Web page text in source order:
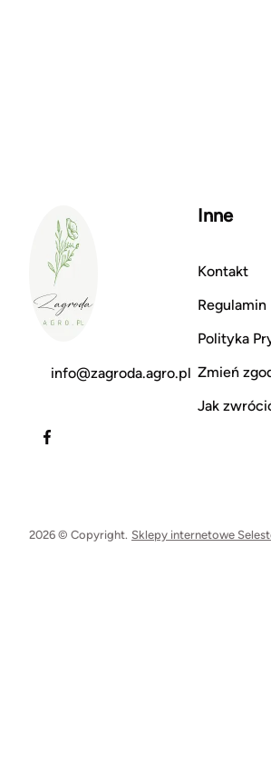
info@zagroda.agro.pl
Inne
Kontakt
Regulamin
Polityka
Zmień
Jak
2026 © Copyright. Sklepy internetowe